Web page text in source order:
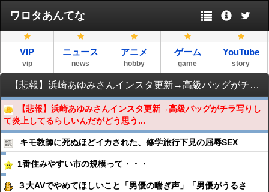
ワロタあんてな
VIP
vip
ニュース
news
アニメ
hobby
ゲーム
game
YouTube
story
【悲報】浜崎あゆみさんインスタ更新→高級バッグがチラ写りして炎上してるらしいんだがどう思う？？？？？？？
【悲報】浜崎あゆみさんインスタ更新→高級バッグがチラ写りし
て炎上してるらしいんだがどう思う...
キモ教師に死ぬほどイカされた、修学旅行下見の屈辱SEX
1番住みやすい市の規模って・・・
３大AVでやめてほしいこと「男優の喘ぎ声」「男優がうるさ